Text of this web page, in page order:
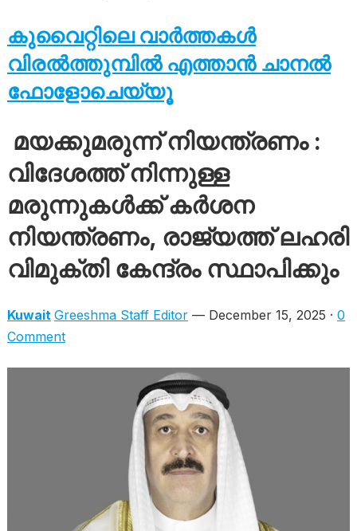
കുവൈറ്റിലെ വാർത്തകൾ
വിരൽത്തുമ്പിൽ എത്താൻ ചാനൽ
ഫോളോചെയ്യൂ
മയക്കുമരുന്ന് നിയന്ത്രണം :
വിദേശത്ത് നിന്നുള്ള
മരുന്നുകൾക്ക് കർശന
നിയന്ത്രണം, രാജ്യത്ത് ലഹരി
വിമുക്തി കേന്ദ്രം സ്ഥാപിക്കും
Kuwait Greeshma Staff Editor— December 15, 2025 · 0
Comment